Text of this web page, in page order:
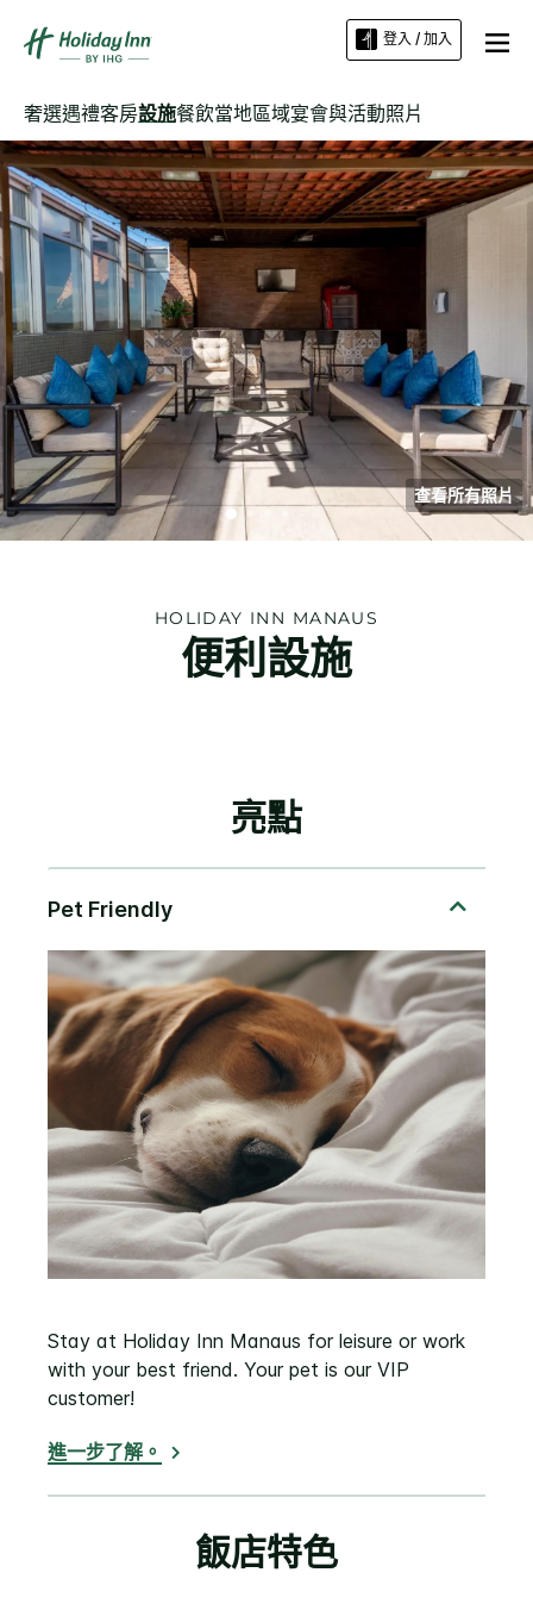
登入 / 加入
奢選遇禮客房設施餐飲當地區域宴會與活動照片
查看所有照片
HOLIDAY INN MANAUS
便利設施
亮點
Stay at Holiday Inn Manaus for leisure or work
with your best friend. Your pet is our VIP
customer!
進一步了解。
飯店特色